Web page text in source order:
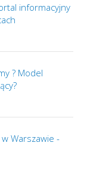
informacyjny
? Model
Warszawie -